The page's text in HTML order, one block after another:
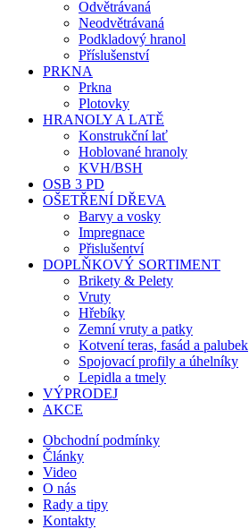
Odvětrávaná
Neodvětrávaná
Podkladový hranol
Příslušenství
PRKNA
Prkna
Plotovky
HRANOLY A LATĚ
Konstrukční lať
Hoblované hranoly
KVH/BSH
OSB 3 PD
OŠETŘENÍ DŘEVA
Barvy a vosky
Impregnace
Přislušentví
DOPLŇKOVÝ SORTIMENT
Brikety & Pelety
Vruty
Hřebíky
Zemní vruty a patky
Kotvení teras, fasád a palubek
Spojovací profily a úhelníky
Lepidla a tmely
VÝPRODEJ
AKCE
Obchodní podmínky
Články
Video
O nás
Rady a tipy
Kontakty